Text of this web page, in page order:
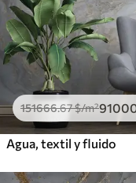
151666.67$/m²
Agua, textil y fluido